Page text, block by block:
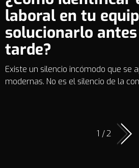
laboral en tu
solucionarlo antes
tarde?
Existe un silencio incómodo que se
modernas. No es el silencio de la
1 / 2